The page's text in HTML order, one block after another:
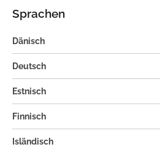
Sprachen
Dänisch
Die dänische Sprache
Deutsch
Tysk for nordmenn
Estnisch
Finnisch
Isländisch